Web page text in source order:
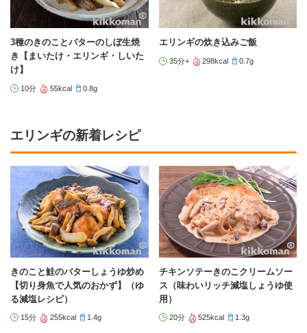
3種のきのことバターのしぼ生焼
き【まいたけ・エリンギ・しいた
け】
10分 55kcal 0.8g
エリンギの炊き込みご飯
35分+ 298kcal 0.7g
エリンギの新着レシピ
きのこと鮭のバターしょうゆ炒め
【切り身魚で人気のおかず】（ゆ
る減塩レシピ）
15分 255kcal 1.4g
チキンソテーきのこクリームソー
ス（味わいリッチ減塩しょうゆ使
用）
20分 525kcal 1.3g